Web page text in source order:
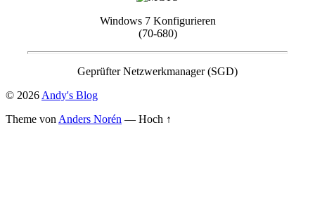
Windows 7 Konfigurieren
(70-680)
Geprüfter Netzwerkmanager (SGD)
© 2026 Andy's Blog
Theme von Anders Norén — Hoch ↑